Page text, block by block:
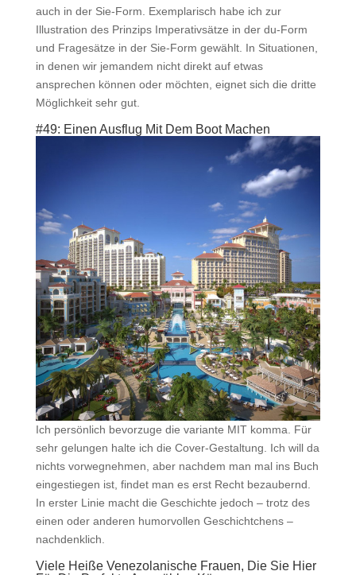
auch in der Sie-Form. Exemplarisch habe ich zur
Illustration des Prinzips Imperativsätze in der du-Form
und Fragesätze in der Sie-Form gewählt. In Situationen,
in denen wir jemandem nicht direkt auf etwas
ansprechen können oder möchten, eignet sich die dritte
Möglichkeit sehr gut.
#49: Einen Ausflug Mit Dem Boot Machen
Ich persönlich bevorzuge die variante MIT komma. Für
sehr gelungen halte ich die Cover-Gestaltung. Ich will da
nichts vorwegnehmen, aber nachdem man mal ins Buch
eingestiegen ist, findet man es erst Recht bezaubernd.
In erster Linie macht die Geschichte jedoch – trotz des
einen oder anderen humorvollen Geschichtchens –
nachdenklich.
Viele Heiße Venezolanische Frauen, Die Sie Hier